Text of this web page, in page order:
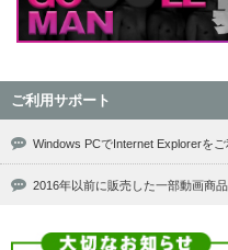
ご利用サポート
Windows PCでInternet Explorerを
2016年以前に販売した一部動画商